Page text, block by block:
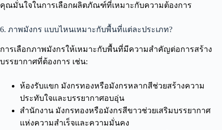
คุณมั่นใจในการเลือกผลิตภัณฑ์ที่เหมาะกับความต้องการ
6. ภาพมังกร แบบไหนเหมาะกับพื้นที่แต่ละประเภท?
การเลือกภาพมังกรให้เหมาะกับพื้นที่มีความสำคัญต่อการสร้าง
บรรยากาศที่ต้องการ เช่น:
ห้องรับแขก มังกรทองหรือมังกรหลากสีช่วยสร้างความ
ประทับใจและบรรยากาศอบอุ่น
สำนักงาน มังกรทองหรือมังกรสีขาวช่วยเสริมบรรยากาศ
แห่งความสำเร็จและความมั่นคง